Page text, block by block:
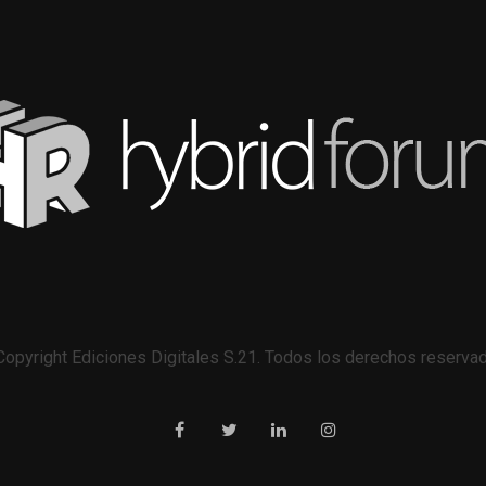
Ediciones Digitales S.21. Todos los derechos